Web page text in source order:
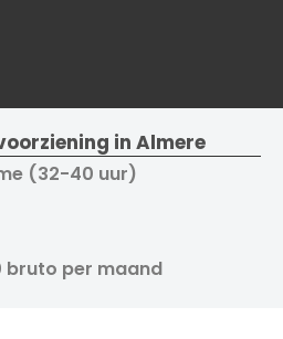
in Almere
(32-40 uur)
bruto per maand